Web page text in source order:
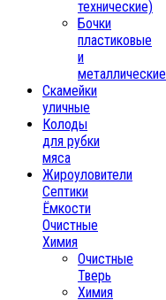
технические)
Бочки
пластиковые
и
металлические
Скамейки
уличные
Колоды
для рубки
мяса
Жироуловители
Септики
Ёмкости
Очистные
Химия
Очистные
Тверь
Химия